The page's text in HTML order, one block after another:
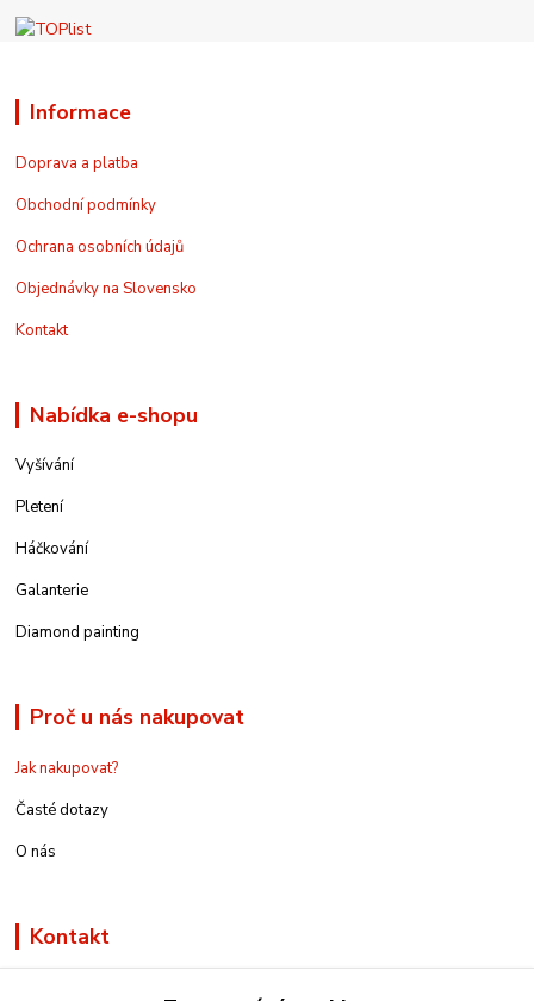
Informace
Doprava a platba
Obchodní podmínky
Ochrana osobních údajů
Objednávky na Slovensko
Kontakt
Nabídka e-shopu
Vyšívání
Pletení
Háčkování
Galanterie
Diamond painting
Proč u nás nakupovat
Jak nakupovat?
Časté dotazy
O nás
Kontakt